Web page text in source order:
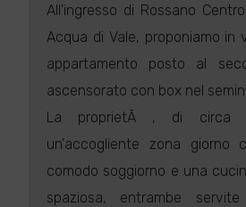
All'ingresso di Rossano
Acqua di Vale, proponiamo in
appartamento posto al
ascensorato con box nel
La proprietÃ , di circa
un'accogliente zona giorno
comodo soggiorno e una
spaziosa, entrambe